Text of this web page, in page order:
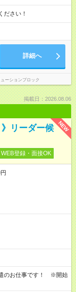
さい！
詳細へ
ーションブロック
掲載日：2026.08.06
NEW
リーダー候
WEB登録・面接OK
遣のお仕事です！ ※開始